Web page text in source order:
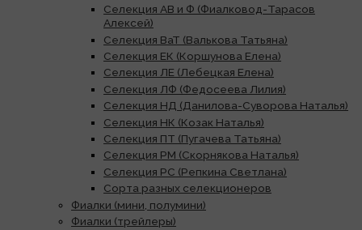
Селекция АВ и Ф (Фиалковод-Тарасов
Алексей)
Селекция ВаТ (Валькова Татьяна)
Селекция ЕК (Коршунова Елена)
Селекция ЛЕ (Лебецкая Елена)
Селекция ЛФ (Федосеева Лилия)
Селекция НД (Данилова-Суворова Наталья)
Селекция НК (Козак Наталья)
Селекция ПТ (Пугачева Татьяна)
Селекция РМ (Скорнякова Наталья)
Селекция РС (Репкина Светлана)
Сорта разных селекционеров
Фиалки (мини, полумини)
Фиалки (трейлеры)